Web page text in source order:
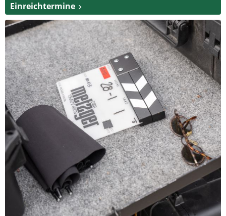
Einreichtermine